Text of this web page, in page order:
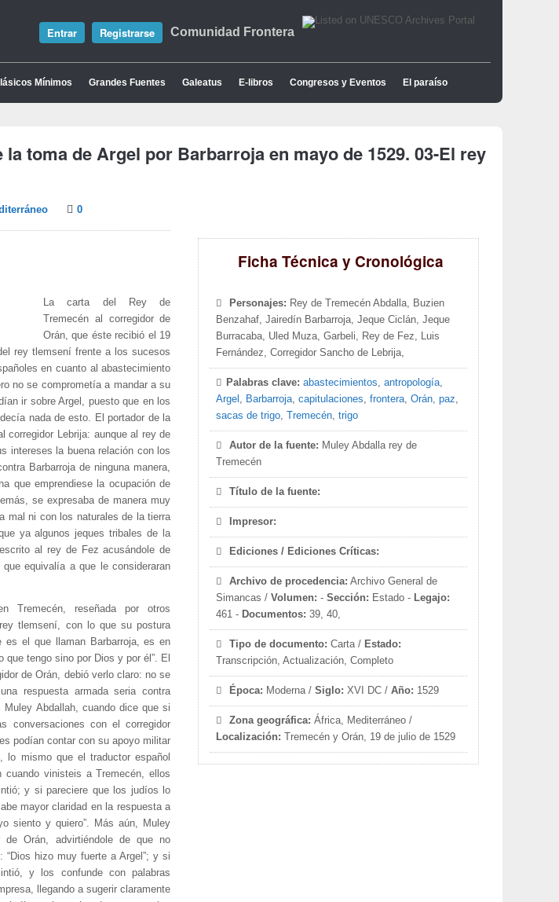
Comunidad Frontera
Entrar Registrarse
Mínimos Grandes Fuentes Galeatus E-libros Congresos y Eventos El paraíso
toma de Argel por Barbarroja en mayo de 1529. 03-El rey
0
La carta del Rey de
Tremecén al corregidor de
Orán, que éste recibió el 19
rey tlemsení frente a los sucesos
en cuanto al abastecimiento
no se comprometía a mandar a su
ir sobre Argel, puesto que en los
nada de esto. El portador de la
corregidor Lebrija: aunque al rey de
intereses la buena relación con los
Barbarroja de ninguna manera,
que emprendiese la ocupación de
se expresaba de manera muy
mal ni con los naturales de la tierra
ya algunos jeques tribales de la
al rey de Fez acusándole de
equivalía a que le consideraran
Tremecén, reseñada por otros
tlemsení, con lo que su postura
es el que llaman Barbarroja, es en
tengo sino por Dios y por él”. El
de Orán, debió verlo claro: no se
respuesta armada seria contra
Abdallah, cuando dice que si
conversaciones con el corregidor
podían contar con su apoyo militar
lo mismo que el traductor español
vinisteis a Tremecén, ellos
y si pareciere que los judíos lo
mayor claridad en la respuesta a
siento y quiero”. Más aún, Muley
de Orán, advirtiéndole de que no
“Dios hizo muy fuerte a Argel”; y si
y los confunde con palabras
llegando a sugerir claramente
Ficha Técnica y Cronológica
Personajes: Rey de Tremecén Abdalla, Buzien
Benzahaf, Jairedín Barbarroja, Jeque Ciclán, Jeque
Burracaba, Uled Muza, Garbeli, Rey de Fez, Luis
Fernández, Corregidor Sancho de Lebrija,
Palabras clave: abastecimientos, antropología,
Argel , Barbarroja, capitulaciones, frontera, Orán, paz,
sacas de trigo, Tremecén, trigo
Autor de la fuente: Muley Abdalla rey de
Tremecén
Título de la fuente:
Impresor:
Ediciones / Ediciones Críticas:
Archivo de procedencia: Archivo General de
Simancas / Volumen: - Sección: Estado - Legajo:
461 - Documentos: 39, 40,
Tipo de documento: Carta / Estado:
Transcripción, Actualización, Completo
Época: Moderna / Siglo: XVI DC / Año: 1529
Zona geográfica: África, Mediterráneo /
Localización: Tremecén y Orán, 19 de julio de 1529